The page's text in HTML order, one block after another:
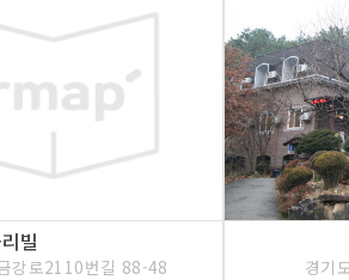
빌
강로2110번길 88-48 경기